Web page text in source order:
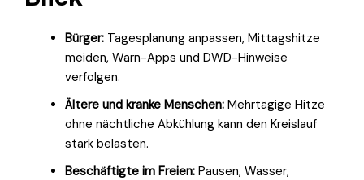
Bürger: Tagesplanung anpassen, Mittagshitze
meiden, Warn-Apps und DWD-Hinweise
verfolgen.
Ältere und kranke Menschen: Mehrtägige Hitze
ohne nächtliche Abkühlung kann den Kreislauf
stark belasten.
Beschäftigte im Freien: Pausen, Wasser,